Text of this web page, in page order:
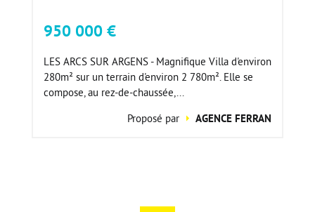
950 000 €
LES ARCS SUR ARGENS - Magnifique Villa d'environ
280m² sur un terrain d'environ 2 780m². Elle se
compose, au rez-de-chaussée,...
Proposé par
AGENCE FERRAN